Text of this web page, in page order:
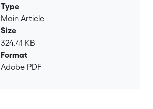
Type
Main Article
Size
324.41 KB
Format
Adobe PDF